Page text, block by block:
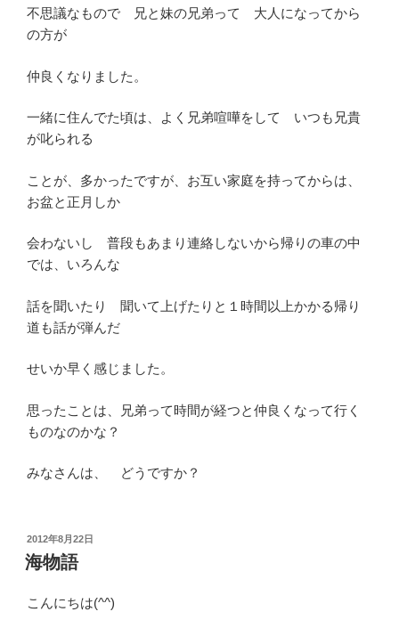
不思議なもので 兄と妹の兄弟って 大人になってから
の方が
仲良くなりました。
一緒に住んでた頃は、よく兄弟喧嘩をして いつも兄貴
が叱られる
ことが、多かったですが、お互い家庭を持ってからは、
お盆と正月しか
会わないし 普段もあまり連絡しないから帰りの車の中
では、いろんな
話を聞いたり 聞いて上げたりと１時間以上かかる帰り
道も話が弾んだ
せいか早く感じました。
思ったことは、兄弟って時間が経つと仲良くなって行く
ものなのかな？
みなさんは、 どうですか？
投
稿
日:
2012年8月22日
海物語
こんにちは(^^)